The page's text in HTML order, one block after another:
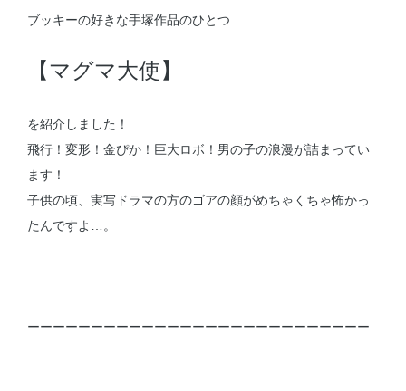
ブッキーの好きな手塚作品のひとつ
【マグマ大使】
を紹介しました！
飛行！変形！金ぴか！巨大ロボ！男の子の浪漫が詰まってい
ます！
子供の頃、実写ドラマの方のゴアの顔がめちゃくちゃ怖かっ
たんですよ…。
ーーーーーーーーーーーーーーーーーーーーーーーーーーー